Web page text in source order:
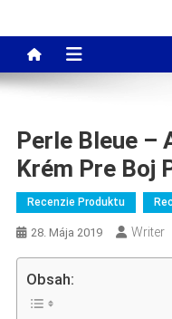
Perle Bleue –
Krém Pre Boj
Recenzie Produktu
28. Mája 2019 Writer
Obsah: